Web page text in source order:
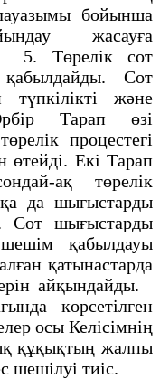
бойынша
жасауға
Төрелік сот
Сот
және
Тарап өзі
процестегі
өтейді. Екі Тарап
ақ төрелік
да шығыстарды
Сот шығыстарды
қабылдауы
қатынастарда
айқындайды.
көрсетілген
осы Келісімнің
құқықтың жалпы
шешілуі тиіс.